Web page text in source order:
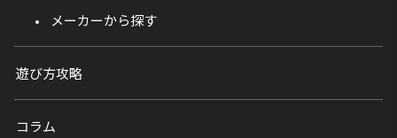
メーカーから探す
遊び方攻略
コラム